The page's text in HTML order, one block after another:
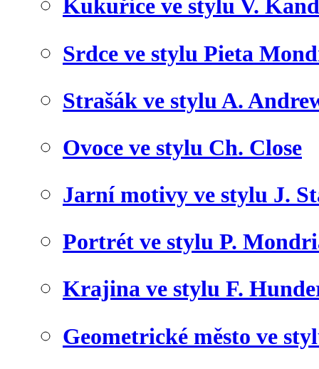
Kukuřice ve stylu V.
Srdce ve stylu Pieta
Strašák ve stylu A.
Ovoce ve stylu Ch. Close
Jarní motivy ve stylu J.
Portrét ve stylu P.
Krajina ve stylu F.
Geometrické město ve